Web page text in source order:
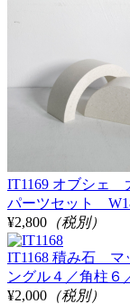
IT1169 オブシェ
パーツセット
¥2,800 （税別）
IT1168 積み石
ングル４／角柱６
¥2,000 （税別）